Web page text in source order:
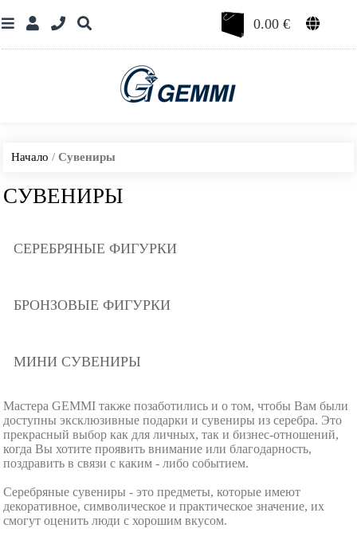
0.00€
Начало /Сувениры
СУВЕНИРЫ
СЕРЕБРЯНЫЕ ФИГУРКИ
БРОНЗОВЫЕ ФИГУРКИ
МИНИ СУВЕНИРЫ
Мастера GEMMI также позаботились и о том, чтобы Вам были
доступны эксклюзивные подарки и сувениры из серебра. Это
прекрасный выбор как для личных, так и бизнес-отношений,
когда Вы хотите проявить внимание или благодарность,
поздравить в связи с каким - либо событием.
Серебряные сувениры - это предметы, которые имеют
декоративное, символическое и практическое значение, их
смогут оценить люди с хорошим вкусом.